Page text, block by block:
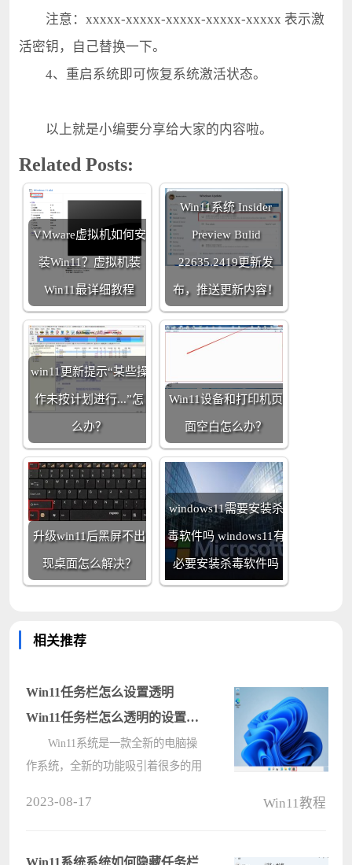
注意：xxxxx-xxxxx-xxxxx-xxxxx-xxxxx 表示激
活密钥，自己替换一下。
4、重启系统即可恢复系统激活状态。
以上就是小编要分享给大家的内容啦。
Related Posts:
VMware虚拟机如何安
装Win11？虚拟机装
Win11最详细教程
Win11系统 Insider
Preview Bulid
22635.2419更新发
布，推送更新内容！
win11更新提示“某些操
作未按计划进行...”怎
么办？
Win11设备和打印机页
面空白怎么办？
升级win11后黑屏不出
现桌面怎么解决？
windows11需要安装杀
毒软件吗 windows11有
必要安装杀毒软件吗
相关推荐
Win11任务栏怎么设置透明
Win11任务栏怎么透明的设置教
Win11系统是一款全新的电脑操
作系统，全新的功能吸引着很多的用
需要一个小工具，那么下面我们一起
2023-08-17 Win11教程